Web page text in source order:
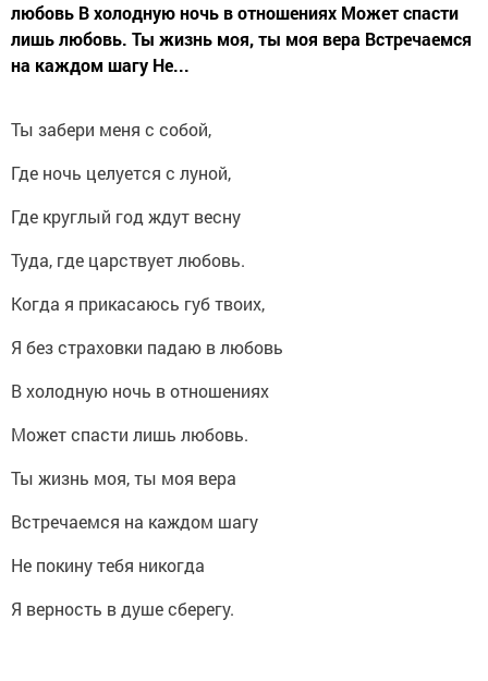
любовь В холодную ночь в отношениях Может спасти
лишь любовь. Ты жизнь моя, ты моя вера Встречаемся
на каждом шагу Не...
Ты забери меня с собой,
Где ночь целуется с луной,
Где круглый год ждут весну
Туда, где царствует любовь.
Когда я прикасаюсь губ твоих,
Я без страховки падаю в любовь
В холодную ночь в отношениях
Может спасти лишь любовь.
Ты жизнь моя, ты моя вера
Встречаемся на каждом шагу
Не покину тебя никогда
Я верность в душе сберегу.